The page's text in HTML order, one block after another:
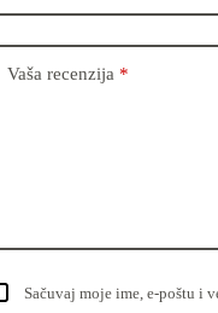
Vaša recenzija *
Sačuvaj moje ime, e-poštu i